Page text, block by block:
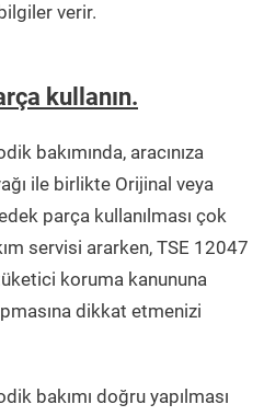
verir.
kullanın.
bakımında, aracınıza
ile birlikte Orijinal veya
parça kullanılması çok
servisi ararken, TSE 12047
koruma kanununa
dikkat etmenizi
bakımı doğru yapılması